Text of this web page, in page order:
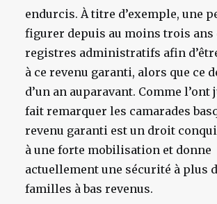
endurcis. À titre d’exemple, une
figurer depuis au moins trois ans
registres administratifs afin
à ce revenu garanti, alors que ce
d’un an auparavant. Comme l’ont
fait remarquer les camarades
revenu garanti est un droit
à une forte mobilisation et donne
actuellement une sécurité à plus
familles à bas revenus.